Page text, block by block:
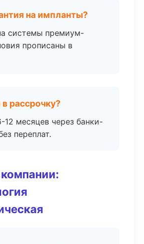
на импланты?
системы премиум-
прописаны в
рассрочку?
12 месяцев через банки-
переплат.